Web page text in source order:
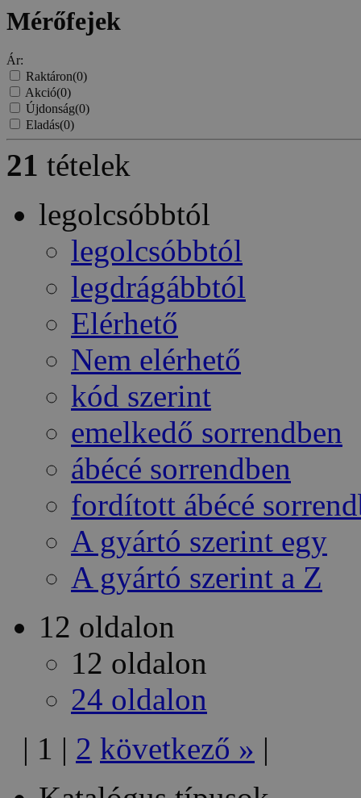
Mérőfejek
Ár:
Raktáron(0)
Akció(0)
Újdonság(0)
Eladás(0)
21 tételek
legolcsóbbtól
legolcsóbbtól
legdrágábbtól
Elérhető
Nem elérhető
kód szerint
emelkedő sorrendben
ábécé sorrendben
fordított ábécé
A gyártó szerint egy
A gyártó szerint a Z
12 oldalon
12 oldalon
24 oldalon
| 1 | 2 következő » |